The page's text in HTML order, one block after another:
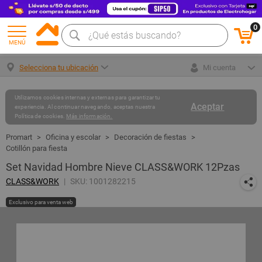
MENÚ
0
Selecciona tu ubicación Mi cuenta
Aceptar
Utilizamos cookies internas y externas para garantizar tu
experiencia. Al continuar navegando, aceptas nuestra
Política de cookies. Más información.
Oficina y escolar
Decoración de fiestas
Cotillón para fiesta
Set Navidad Hombre Nieve CLASS&WORK 12Pzas
CLASS&WORK SKU: 1001282215
Exclusivo para venta web